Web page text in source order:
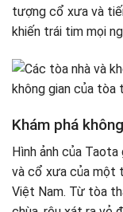
tượng cổ xưa và
khiến trái tim mọi
không gian của tòa
Khám phá
Hình ảnh của
và cổ xưa của một
Việt Nam. Từ tòa